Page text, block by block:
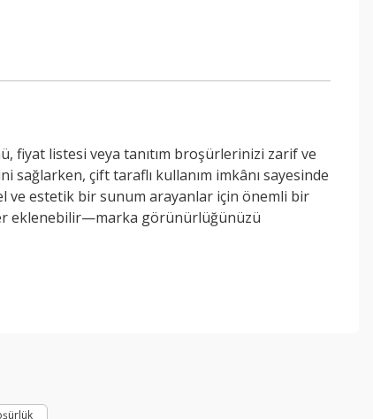
fiyat listesi veya tanıtım broşürlerinizi zarif ve
çift taraflı kullanım imkânı sayesinde
ve estetik bir sunum arayanlar için önemli bir
eklenebilir—marka görünürlüğünüzü